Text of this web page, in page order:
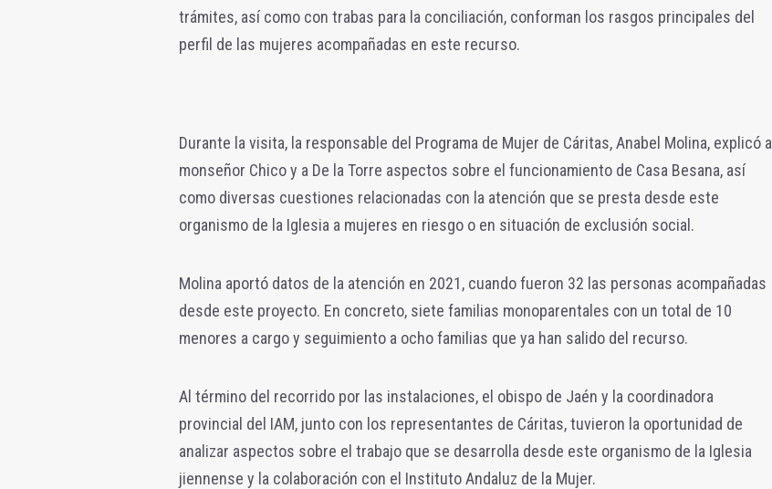
trámites, así como con trabas para la conciliación, conforman los rasgos principales del
perfil de las mujeres acompañadas en este recurso.
Durante la visita, la responsable del Programa de Mujer de Cáritas, Anabel Molina, explicó a
monseñor Chico y a De la Torre aspectos sobre el funcionamiento de Casa Besana, así
como diversas cuestiones relacionadas con la atención que se presta desde este
organismo de la Iglesia a mujeres en riesgo o en situación de exclusión social.
Molina aportó datos de la atención en 2021, cuando fueron 32 las personas acompañadas
desde este proyecto. En concreto, siete familias monoparentales con un total de 10
menores a cargo y seguimiento a ocho familias que ya han salido del recurso.
Al término del recorrido por las instalaciones, el obispo de Jaén y la coordinadora
provincial del IAM, junto con los representantes de Cáritas, tuvieron la oportunidad de
analizar aspectos sobre el trabajo que se desarrolla desde este organismo de la Iglesia
jiennense y la colaboración con el Instituto Andaluz de la Mujer.